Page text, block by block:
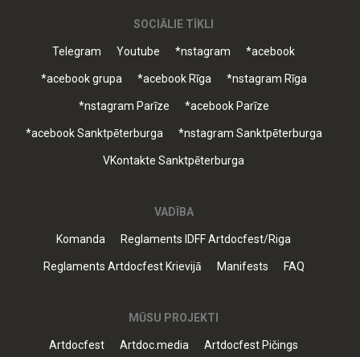
SOCIĀLIE TĪKLI
Telegram Youtube *nstagram *acebook
*acebook grupa *acebook Rīga *nstagram Rīga
*nstagram Parīze *acebook Parīze
*acebook Sanktpēterburga *nstagram Sanktpēterburga
VKontakte Sanktpēterburga
VADĪBA
Komanda Reglaments IDFF Artdocfest/Riga
Reglaments Artdocfest Krievijā Manifests FAQ
MŪSU PROJEKTI
Artdocfest Artdoc.media Artdocfest Pičings